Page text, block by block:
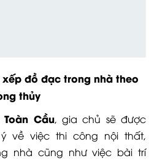
đồ đạc trong nhà theo
thủy
Cầu, gia chủ sẽ được
về việc thi công nội thất,
nhà cũng như việc bài trí